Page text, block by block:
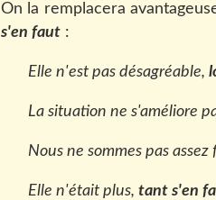
On la remplacera
s'en faut :
Elle n'est pas désagréable,
La situation ne s'améliore
Nous ne sommes pas assez
Elle n'était plus, tant s'en